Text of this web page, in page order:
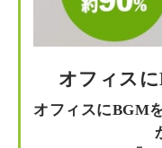
オフィスに
オフィスにBGM